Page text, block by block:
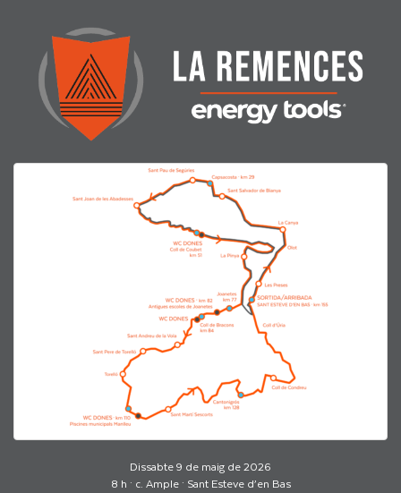
Dissabte 9 de maig de 2026
8 h · c. Ample · Sant Esteve d’en Bas